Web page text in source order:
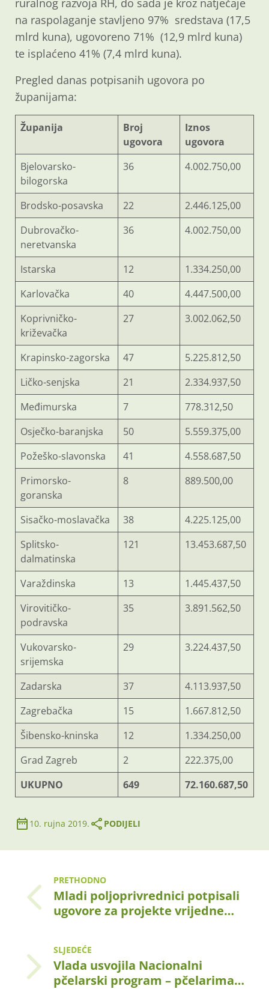
ruralnog razvoja RH, do sada je kroz natječaje
na raspolaganje stavljeno 97% sredstava (17,5
mlrd kuna), ugovoreno 71% (12,9 mlrd kuna)
te isplaćeno 41% (7,4 mlrd kuna).
Pregled danas potpisanih ugovora po
županijama:
Županija
Broj
ugovora
Iznos
ugovora
Bjelovarsko-
bilogorska
36 4.002.750,00
Brodsko-posavska 22
2.446.125,00
Dubrovačko-
neretvanska
36 4.002.750,00
Istarska 12
1.334.250,00
Karlovačka
40
4.447.500,00
Koprivničko-
križevačka
27 3.002.062,50
Krapinsko-zagorska 47
5.225.812,50
Ličko-senjska
21
2.334.937,50
Međimurska
7
778.312,50
Osječko-baranjska
50
5.559.375,00
Požeško-slavonska
41
4.558.687,50
Primorsko-
goranska
8 889.500,00
Sisačko-moslavačka 38
4.225.125,00
Splitsko-
dalmatinska
121 13.453.687,50
Varaždinska 13
1.445.437,50
Virovitičko-
podravska
35 3.891.562,50
Vukovarsko-
srijemska
29 3.224.437,50
Zadarska 37
4.113.937,50
Zagrebačka
15
1.667.812,50
Šibensko-kninska
12
1.334.250,00
Grad Zagreb
2
222.375,00
UKUPNO
649 72.160.687,50
10. rujna 2019. PODIJELI
PRETHODNO
Mladi poljoprivrednici potpisali
ugovore za projekte vrijedne…
SLJEDEĆE
Vlada usvojila Nacionalni
pčelarski program – pčelarima…